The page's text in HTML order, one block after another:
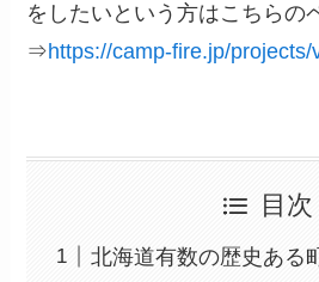
をしたいという方はこちらの
⇒https://camp-fire.jp/
目次
北海道有数の歴史ある